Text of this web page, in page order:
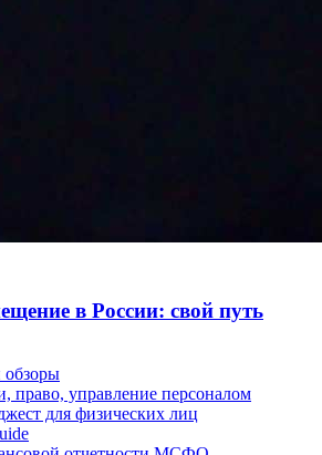
в России: свой путь
обзоры
право, управление персоналом
для физических лиц